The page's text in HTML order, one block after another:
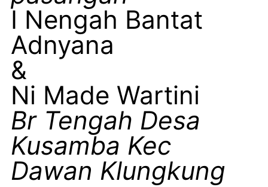
I Nengah Bantat
Adnyana
&
Ni Made Wartini
Br Tengah Desa
Kusamba Kec
Dawan Klungkung